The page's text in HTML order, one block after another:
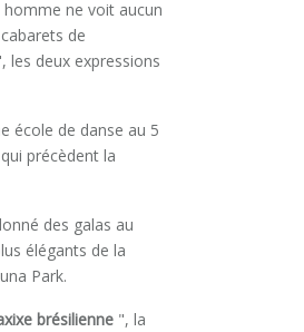
ne voit aucun
de
deux expressions
école de danse au 5
précèdent la
des galas au
élégants de la
Park.
brésilienne ", la